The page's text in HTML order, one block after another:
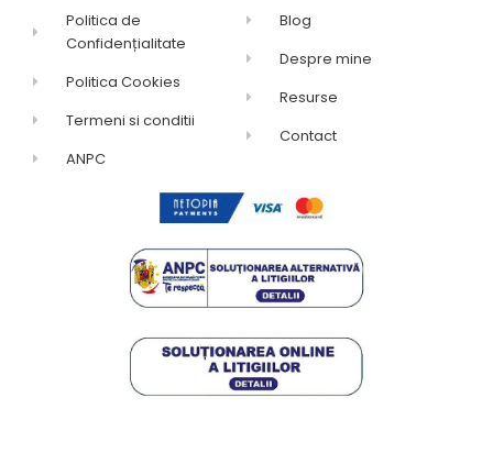
Politica de
Confidențialitate
Politica Cookies
Termeni si conditii
ANPC
Blog
Despre mine
Resurse
Contact